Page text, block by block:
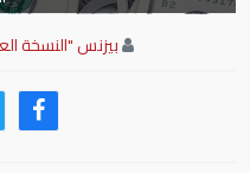
بيزنس "النسخة